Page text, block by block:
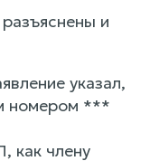
и
указал,
номером ***
как члену